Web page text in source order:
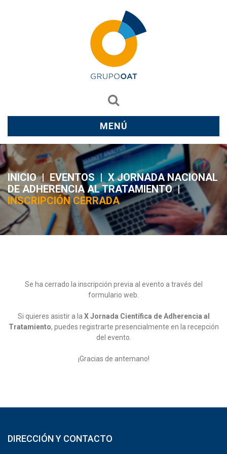
MENÚ
INICIO | EVENTOS | X JORNADA NACIONAL
DE ADHERENCIA AL TRATAMIENTO |
INSCRIPCIÓN CERRADA
Se ha cerrado la inscripción previa al evento a través del
formulario web.
Si quieres asistir a la X Jornada Científica de Adherencia al
Tratamiento, puedes registrarte presencialmente en la recepción
del evento.
¡Gracias de antemano!
DIRECCIÓN Y CONTACTO